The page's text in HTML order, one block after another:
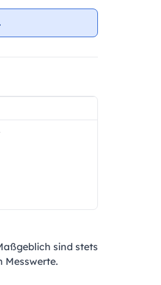
sind stets
Messwerte.